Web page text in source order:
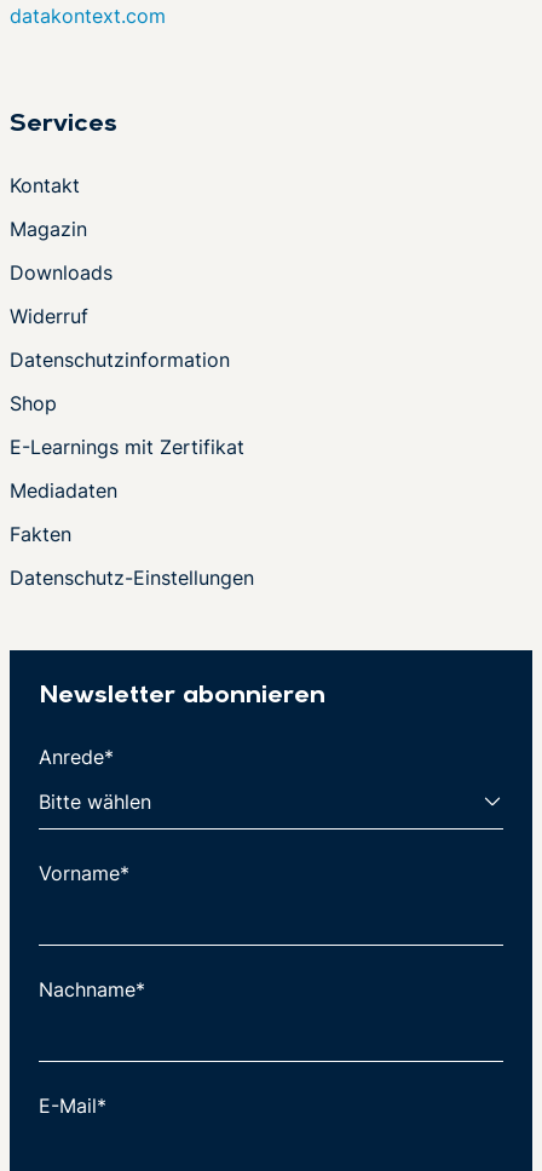
datakontext.com
Services
Kontakt
Magazin
Downloads
Widerruf
Datenschutzinformation
Shop
E-Learnings mit Zertifikat
Mediadaten
Fakten
Datenschutz-Einstellungen
Newsletter abonnieren
Anrede*
Vorname*
Nachname*
E-Mail*